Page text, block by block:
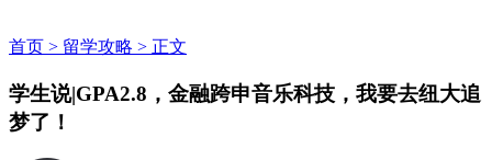
首页 > 留学攻略 > 正文
学生说|GPA2.8，金融跨申音乐科技，我要去纽大追
梦了！